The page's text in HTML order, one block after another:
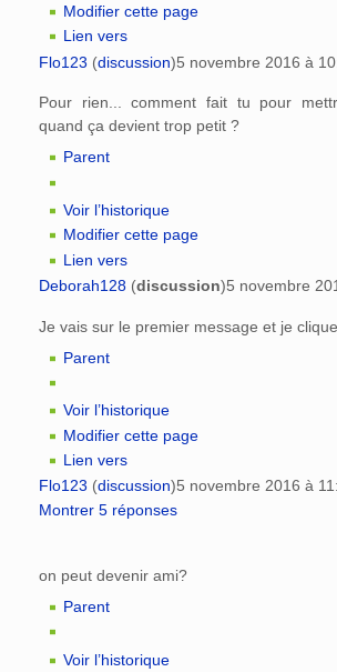
Modifier cette page
Lien vers
Flo123 (discussion)5 novembre 2016 à
Pour rien... comment fait tu pour
quand ça devient trop petit ?
Parent
Voir l’historique
Modifier cette page
Lien vers
Deborah128 (discussion)5 novembre
Je vais sur le premier message et je
Parent
Voir l’historique
Modifier cette page
Lien vers
Flo123 (discussion)5 novembre 2016 à
Montrer 5 réponses
on peut devenir ami?
Parent
Voir l’historique